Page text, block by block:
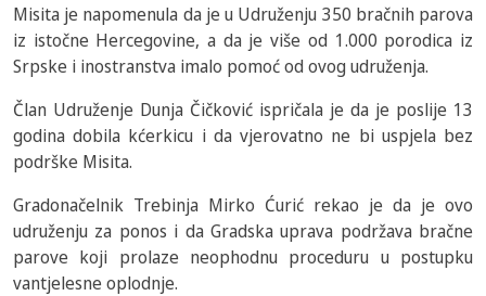
Misita je napomenula da je u Udruženju 350 bračnih parova
iz istočne Hercegovine, a da je više od 1.000 porodica iz
Srpske i inostranstva imalo pomoć od ovog udruženja.
Član Udruženje Dunja Čičković ispričala je da je poslije 13
godina dobila kćerkicu i da vjerovatno ne bi uspjela bez
podrške Misita.
Gradonačelnik Trebinja Mirko Ćurić rekao je da je ovo
udruženju za ponos i da Gradska uprava podržava bračne
parove koji prolaze neophodnu proceduru u postupku
vantjelesne oplodnje.